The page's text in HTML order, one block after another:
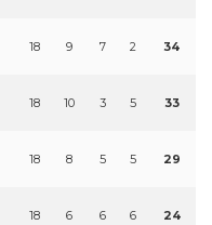
18 9 7 2 34
18 10 3 5 33
18 8 5 5 29
18 6 6 6 24